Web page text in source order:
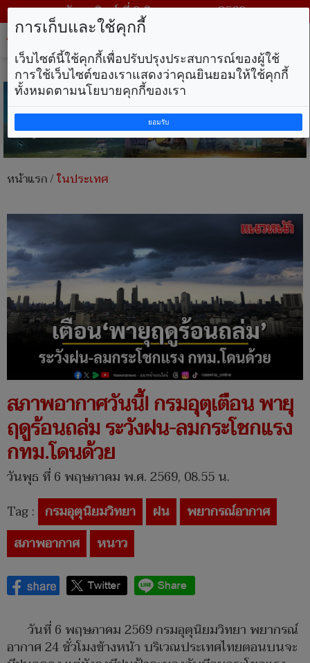
วันอาทิตย์ ที่ 9 สิงหาคม พ.ศ. 2569
หน้าแรก/ในประเทศ
สภาพอากาศวันนี้! กรมอุตุเตือน พายุ
ฤดูร้อนถล่ม ระวังฝน-ลมกระโชกแรง
กทม.โดนด้วย
วันพุธ ที่ 6 พฤษภาคม พ.ศ. 2569, 08.55 น.
Tag : กรมอุตุนิยมวิทยา ฝน
พยากรณ์อากาศ
สภาพอากาศ
หนาว
วันที่ 6 พฤษภาคม 2569 กรมอุตุนิยมวิทยา พยากรณ์
อากาศ 24 ชั่วโมงข้างหน้า บริเวณประเทศไทยตอนบนจะ
การเก็บและใช้คุกกี้
เว็บไซต์นี้ใช้คุกกี้เพื่อปรับปรุงประสบการณ์ของผู้ใช้
การใช้เว็บไซต์ของเราแสดงว่าคุณยินยอมให้ใช้คุกกี้
ทั้งหมดตามนโยบายคุกกี้ของเรา
ยอมรับ